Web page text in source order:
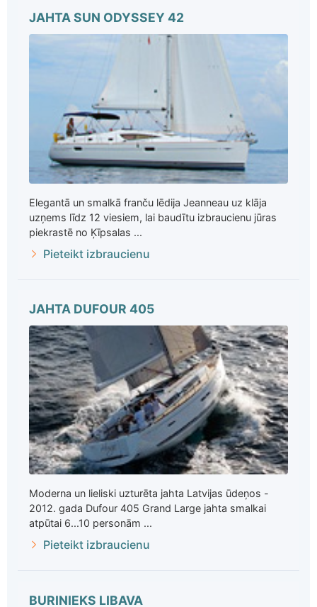
JAHTA SUN ODYSSEY 42
Elegantā un smalkā franču lēdija Jeanneau uz klāja
uzņems līdz 12 viesiem, lai baudītu izbraucienu jūras
piekrastē no Ķīpsalas ...
Pieteikt izbraucienu
JAHTA DUFOUR 405
Moderna un lieliski uzturēta jahta Latvijas ūdeņos -
2012. gada Dufour 405 Grand Large jahta smalkai
atpūtai 6...10 personām ...
Pieteikt izbraucienu
BURINIEKS LIBAVA